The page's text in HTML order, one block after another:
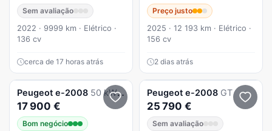
Sem avaliação
2022 · 9999 km · Elétrico ·
136 cv
cerca de 17 horas atrás
Preço justo
2025 · 12 193 km · Elétrico ·
156 cv
2 dias atrás
Peugeot e-2008 50 kWh Active Pack
17 900 €
Bom negócio
Peugeot e-2008 GT
25 790 €
Sem avaliação